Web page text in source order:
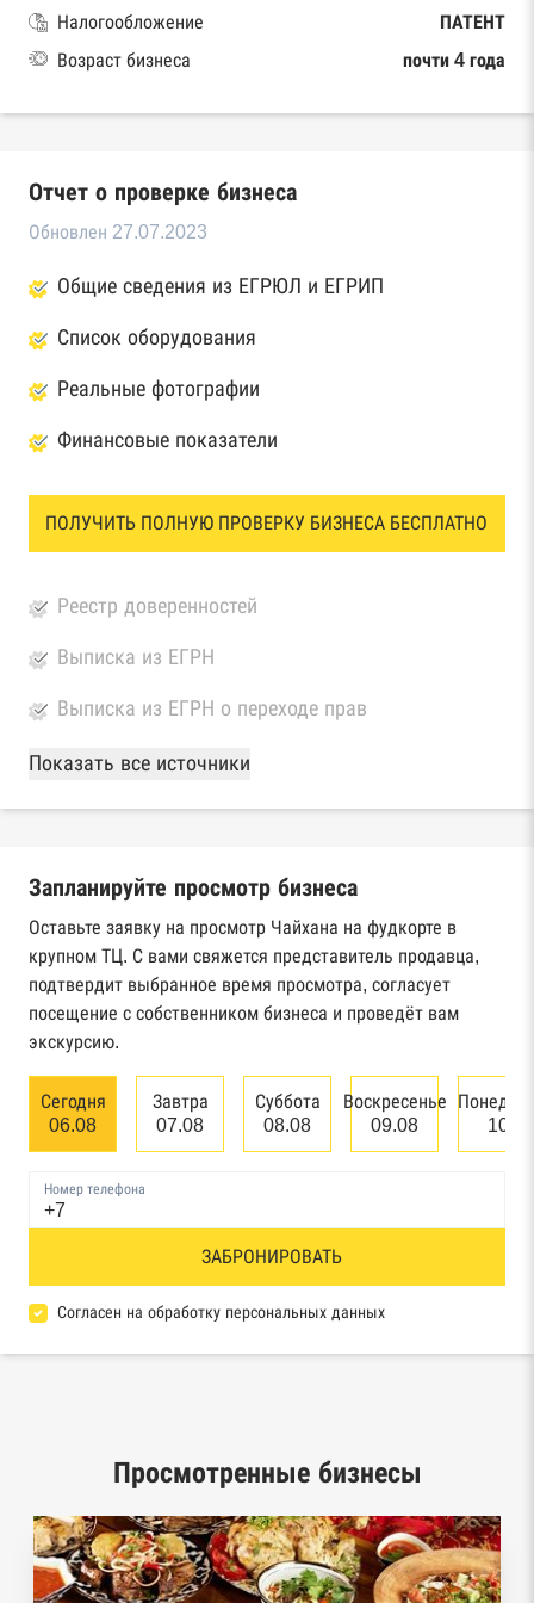
Налогообложение
ПАТЕНТ
Возраст бизнеса
почти 4 года
Отчет о проверке бизнеса
Обновлен 27.07.2023
Общие сведения из ЕГРЮЛ и ЕГРИП
Список оборудования
Реальные фотографии
Финансовые показатели
ПОЛУЧИТЬ ПОЛНУЮ ПРОВЕРКУ БИЗНЕСА БЕСПЛАТНО
Реестр доверенностей
Выписка из ЕГРН
Выписка из ЕГРН о переходе прав
База Росстата
Реестры ЕГРЮЛ и ЕГРИП Федеральной
Реестр государственных контрактов
Федерального казначейства
Картотека арбитражных дел Высшего
арбитражного суда
банкротстве юридических лиц
Единый федеральный реестр сведений о
банкротстве физических лиц
Реестр товарных знаков и знаков обслуживания
База исполнительного производства
Реестры лицензий: Росалкоголь,
Росздравнадзор, Рособрнадзор, Роскомнадзор,
Роспотребнадзор, Росприроднадзор,
Ростехнадзор
Показать все источники
Запланируйте просмотр бизнеса
Оставьте заявку на просмотр Чайхана на фудкорте в
крупном ТЦ. С вами свяжется представитель продавца,
подтвердит выбранное время просмотра, согласует
посещение с собственником бизнеса и проведёт вам
экскурсию.
Сегодня
06.08
Завтра
07.08
Суббота
08.08
Воскресенье
09.08
10.08
Номер телефона
ЗАБРОНИРОВАТЬ
Согласен на обработку персональных данных
Просмотренные бизнесы